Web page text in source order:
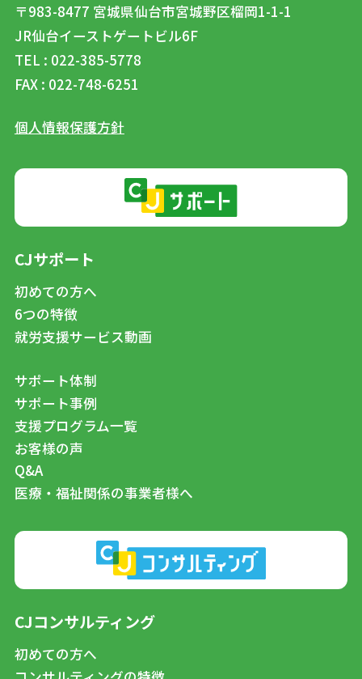
〒983-8477 宮城県仙台市宮城野区榴岡1-1-1
JR仙台イーストゲートビル6F
TEL : 022-385-5778
FAX : 022-748-6251
個人情報保護方針
CJサポート
初めての方へ
6つの特徴
就労支援サービス動画
サポート体制
サポート事例
支援プログラム一覧
お客様の声
Q&A
医療・福祉関係の事業者様へ
CJコンサルティング
初めての方へ